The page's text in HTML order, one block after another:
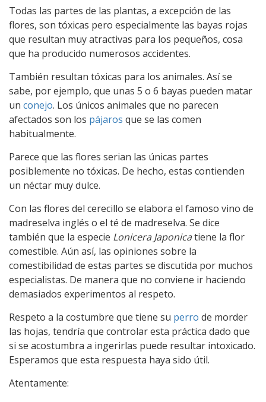
Todas las partes de las plantas, a excepción de las
flores, son tóxicas pero especialmente las bayas rojas
que resultan muy atractivas para los pequeños, cosa
que ha producido numerosos accidentes.
También resultan tóxicas para los animales. Así se
sabe, por ejemplo, que unas 5 o 6 bayas pueden matar
un conejo. Los únicos animales que no parecen
afectados son los pájaros que se las comen
habitualmente.
Parece que las flores serian las únicas partes
posiblemente no tóxicas. De hecho, estas contienden
un néctar muy dulce.
Con las flores del cerecillo se elabora el famoso vino de
madreselva inglés o el té de madreselva. Se dice
también que la especie Lonicera Japonicatiene la flor
comestible. Aún así, las opiniones sobre la
comestibilidad de estas partes se discutida por muchos
especialistas. De manera que no conviene ir haciendo
demasiados experimentos al respeto.
Respeto a la costumbre que tiene su perro de morder
las hojas, tendría que controlar esta práctica dado que
si se acostumbra a ingerirlas puede resultar intoxicado.
Esperamos que esta respuesta haya sido útil.
Atentamente: